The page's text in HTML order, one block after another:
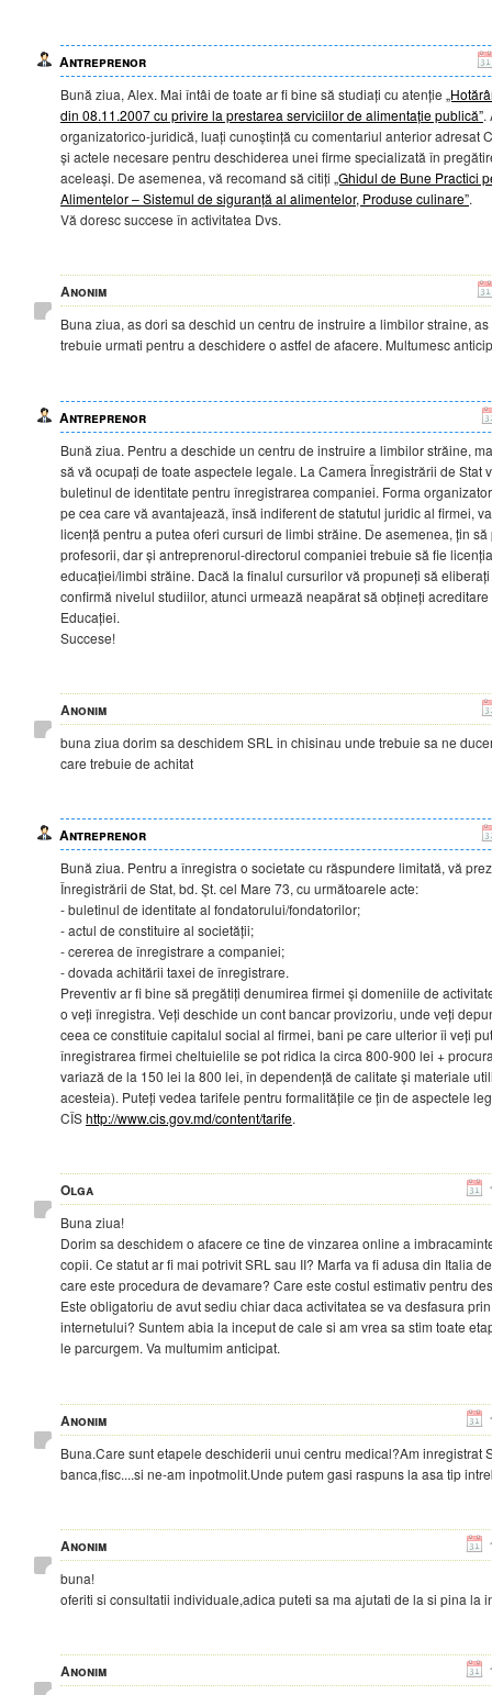
Antreprenor
Bună ziua, Alex. Mai întâi de toate ar fi bine să studiați cu atenție
din 08.11.2007 cu privire la prestarea serviciilor de alimentație publică”.
organizatorico-juridică, luați cunoștință cu comentariul anterior adresat
și actele necesare pentru deschiderea unei firme specializată în
aceleași. De asemenea, vă recomand să citiți „Ghidul de Bune Practici
Alimentelor – Sistemul de siguranță al alimentelor, Produse culinare”.
Vă doresc succese în activitatea Dvs.
Anonim
Buna ziua, as dori sa deschid un centru de instruire a limbilor straine,
trebuie urmati pentru a deschidere o astfel de afacere. Multumesc
Antreprenor
Bună ziua. Pentru a deschide un centru de instruire a limbilor străine,
să vă ocupați de toate aspectele legale. La Camera Înregistrării de Stat
buletinul de identitate pentru înregistrarea companiei. Forma
pe cea care vă avantajează, însă indiferent de statutul juridic al firmei,
licență pentru a putea oferi cursuri de limbi străine. De asemenea, țin
profesorii, dar și antreprenorul-directorul companiei trebuie să fie
educației/limbi străine. Dacă la finalul cursurilor vă propuneți să
confirmă nivelul studiilor, atunci urmează neapărat să obțineți
Educației.
Succese!
Anonim
buna ziua dorim sa deschidem SRL in chisinau unde trebuie sa ne
care trebuie de achitat
Antreprenor
Bună ziua. Pentru a înregistra o societate cu răspundere limitată, vă
Înregistrării de Stat, bd. Șt. cel Mare 73, cu următoarele acte:
- buletinul de identitate al fondatorului/fondatorilor;
- actul de constituire al societății;
- cererea de înregistrare a companiei;
- dovada achitării taxei de înregistrare.
Preventiv ar fi bine să pregătiți denumirea firmei și domeniile de
o veți înregistra. Veți deschide un cont bancar provizoriu, unde veți
ceea ce constituie capitalul social al firmei, bani pe care ulterior îi veți
înregistrarea firmei cheltuielile se pot ridica la circa 800-900 lei +
variază de la 150 lei la 800 lei, în dependență de calitate și materiale
acesteia). Puteți vedea tarifele pentru formalitățile ce țin de aspectele
CÎShttp://www.cis.gov.md/content/tarife.
Olga
Buna ziua!
Dorim sa deschidem o afacere ce tine de vinzarea online a
copii. Ce statut ar fi mai potrivit SRL sau II? Marfa va fi adusa din Italia
care este procedura de devamare? Care este costul estimativ pentru
Este obligatoriu de avut sediu chiar daca activitatea se va desfasura
internetului? Suntem abia la inceput de cale si am vrea sa stim toate
le parcurgem. Va multumim anticipat.
Anonim
Buna.Care sunt etapele deschiderii unui centru medical?Am inregistrat
banca,fisc....si ne-am inpotmolit.Unde putem gasi raspuns la asa tip
Anonim
buna!
oferiti si consultatii individuale,adica puteti sa ma ajutati de la si pina la
Anonim